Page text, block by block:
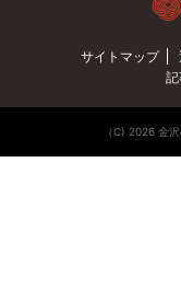
サイトマップ
（C) 2026 金